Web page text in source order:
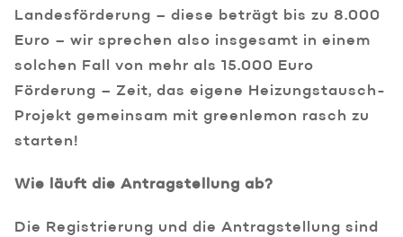
Landesförderung – diese beträgt bis zu 8.000
Euro – wir sprechen also insgesamt in einem
solchen Fall von mehr als 15.000 Euro
Förderung – Zeit, das eigene Heizungstausch-
Projekt gemeinsam mit greenlemon rasch zu
starten!
Wie läuft die Antragstellung ab?
Die Registrierung und die Antragstellung sind